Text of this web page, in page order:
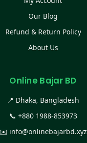
Our Blog
Refund & Return Policy
About Us
Online Bajar BD
📍 Dhaka, Bangladesh
📞 +880 1988-853973
✉️ info@onlinebajarbd.xyz